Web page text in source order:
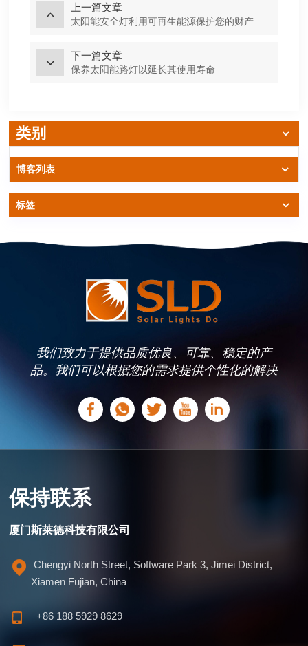
上一篇文章
太阳能安全灯利用可再生能源保护您的财产
下一篇文章
保养太阳能路灯以延长其使用寿命
类别
博客列表
标签
我们致力于提供品质优良、可靠、稳定的产
品。我们可以根据您的需求提供个性化的解决
保持联系
厦门斯莱德科技有限公司
Chengyi North Street, Software Park 3, Jimei District,
Xiamen Fujian, China
+86 188 5929 8629